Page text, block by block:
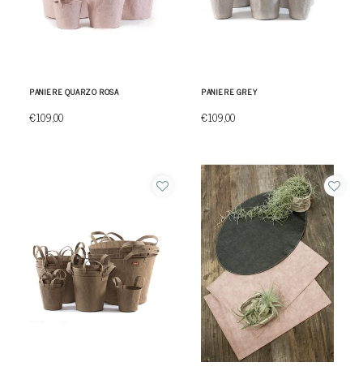
PANIERE QUARZO ROSA
€109,00
PANIERE GREY
€109,00